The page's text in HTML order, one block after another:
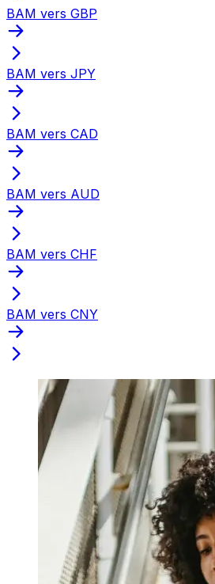
BAM vers GBP
BAM vers JPY
BAM vers CAD
BAM vers AUD
BAM vers CHF
BAM vers CNY